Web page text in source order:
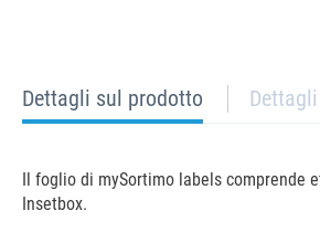
current
tab:
Dettagli sul prodotto
Il foglio di mySortimo labels comprende
Insetbox.